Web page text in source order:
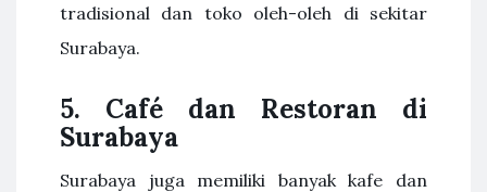
tradisional dan toko oleh-oleh di sekitar
Surabaya.
5. Café dan Restoran di
Surabaya
Surabaya juga memiliki banyak kafe dan